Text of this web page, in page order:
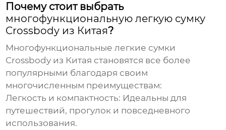
Почему стоит выбрать
многофункциональную легкую сумку
Crossbody из Китая?
Многофункциональные легкие сумки
Crossbody из Китая становятся все более
популярными благодаря своим
многочисленным преимуществам:
Легкость и компактность: Идеальны для
путешествий, прогулок и повседневного
использования.